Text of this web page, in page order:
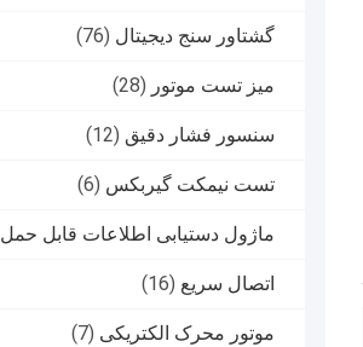
گشتاور سنج دیجیتال (76)
میز تست موتور (28)
سنسور فشار دقیق (12)
تست نیمکت گیربکس (6)
ماژول دستیابی اطلاعات قابل حمل
اتصال سریع (16)
موتور محرک الکتریکی (7)